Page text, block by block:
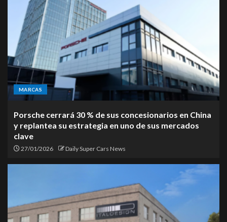
MARCAS
Porsche cerrará 30 % de sus concesionarios en China
y replantea su estrategia en uno de sus mercados
clave
27/01/2026 Daily Super Cars News